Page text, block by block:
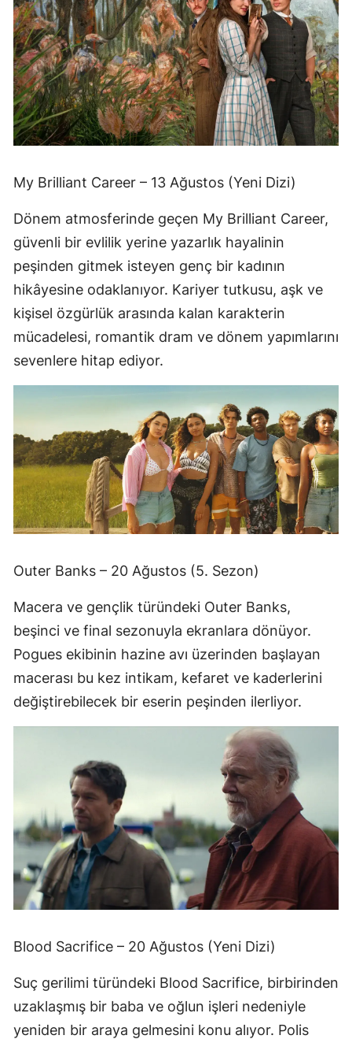
My Brilliant Career – 13 Ağustos (Yeni Dizi)
Dönem atmosferinde geçen My Brilliant Career,
güvenli bir evlilik yerine yazarlık hayalinin
peşinden gitmek isteyen genç bir kadının
hikâyesine odaklanıyor. Kariyer tutkusu, aşk ve
kişisel özgürlük arasında kalan karakterin
mücadelesi, romantik dram ve dönem yapımlarını
sevenlere hitap ediyor.
Outer Banks – 20 Ağustos (5. Sezon)
Macera ve gençlik türündeki Outer Banks,
beşinci ve final sezonuyla ekranlara dönüyor.
Pogues ekibinin hazine avı üzerinden başlayan
macerası bu kez intikam, kefaret ve kaderlerini
değiştirebilecek bir eserin peşinden ilerliyor.
Blood Sacrifice – 20 Ağustos (Yeni Dizi)
Suç gerilimi türündeki Blood Sacrifice, birbirinden
uzaklaşmış bir baba ve oğlun işleri nedeniyle
yeniden bir araya gelmesini konu alıyor. Polis